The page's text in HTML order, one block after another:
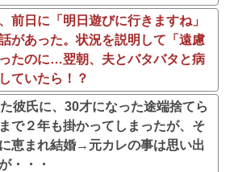
前日に「明日遊びに行きますね」
があった。状況を説明して「遠慮
たのに…翌朝、夫とバタバタと病
ていたら！？
彼氏に、30才になった途端捨てら
で２年も掛かってしまったが、そ
恵まれ結婚→元カレの事は思い出
・・・